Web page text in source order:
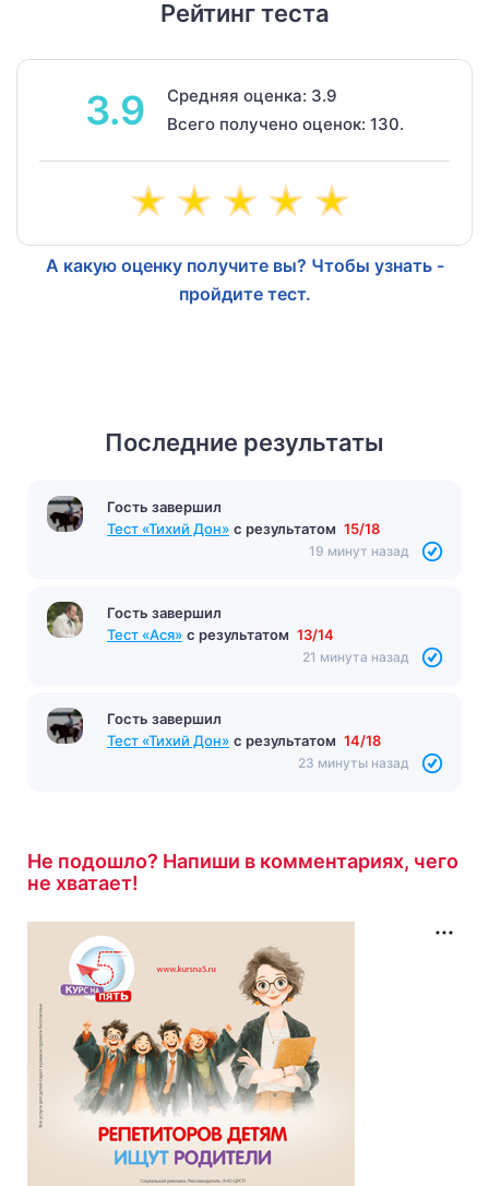
Рейтинг теста
3.9
Средняя оценка: 3.9
Всего получено оценок: 130.
А какую оценку получите вы? Чтобы узнать -
пройдите тест.
Последние результаты
Гость завершил
Тест «Тихий Дон» с результатом 15/18
19 минут назад
Гость завершил
Тест «Ася» с результатом 13/14
21 минута назад
Гость завершил
Тест «Тихий Дон» с результатом 14/18
23 минуты назад
Не подошло? Напиши в комментариях, чего
не хватает!